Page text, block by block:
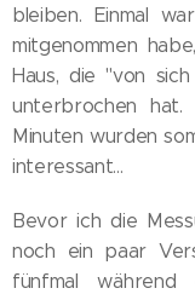
bleiben. Einmal
mitgenommen
Haus, die "von
unterbrochen
Minuten wurden
interessant...
Bevor ich die
noch ein paar
fünfmal